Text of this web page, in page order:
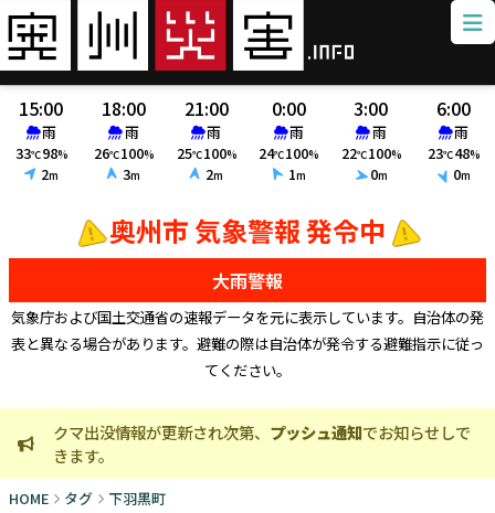
15:00
雨
33℃98%
2m
18:00
雨
26℃100%
3m
21:00
雨
25℃100%
2m
0:00
雨
24℃100%
1m
3:00
雨
22℃100%
0m
6:00
雨
23℃48%
0m
奥州市 気象警報 発令中
大雨警報
気象庁および国土交通省の速報データを元に表示しています。自治体の発
表と異なる場合があります。避難の際は自治体が発令する避難指示に従っ
てください。
クマ出没情報が更新され次第、 プッシュ通知でお知らせしで
きます。
HOME タグ 下羽黒町